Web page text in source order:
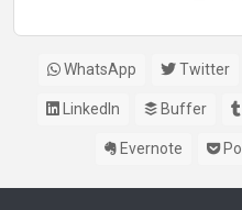
WhatsApp Twitter
LinkedIn Buffer
Evernote